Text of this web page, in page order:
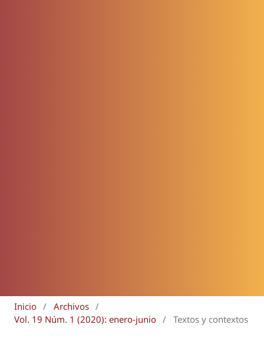
Inicio / Archivos /
Vol. 19 Núm. 1 (2020): enero-junio / Textos y contextos